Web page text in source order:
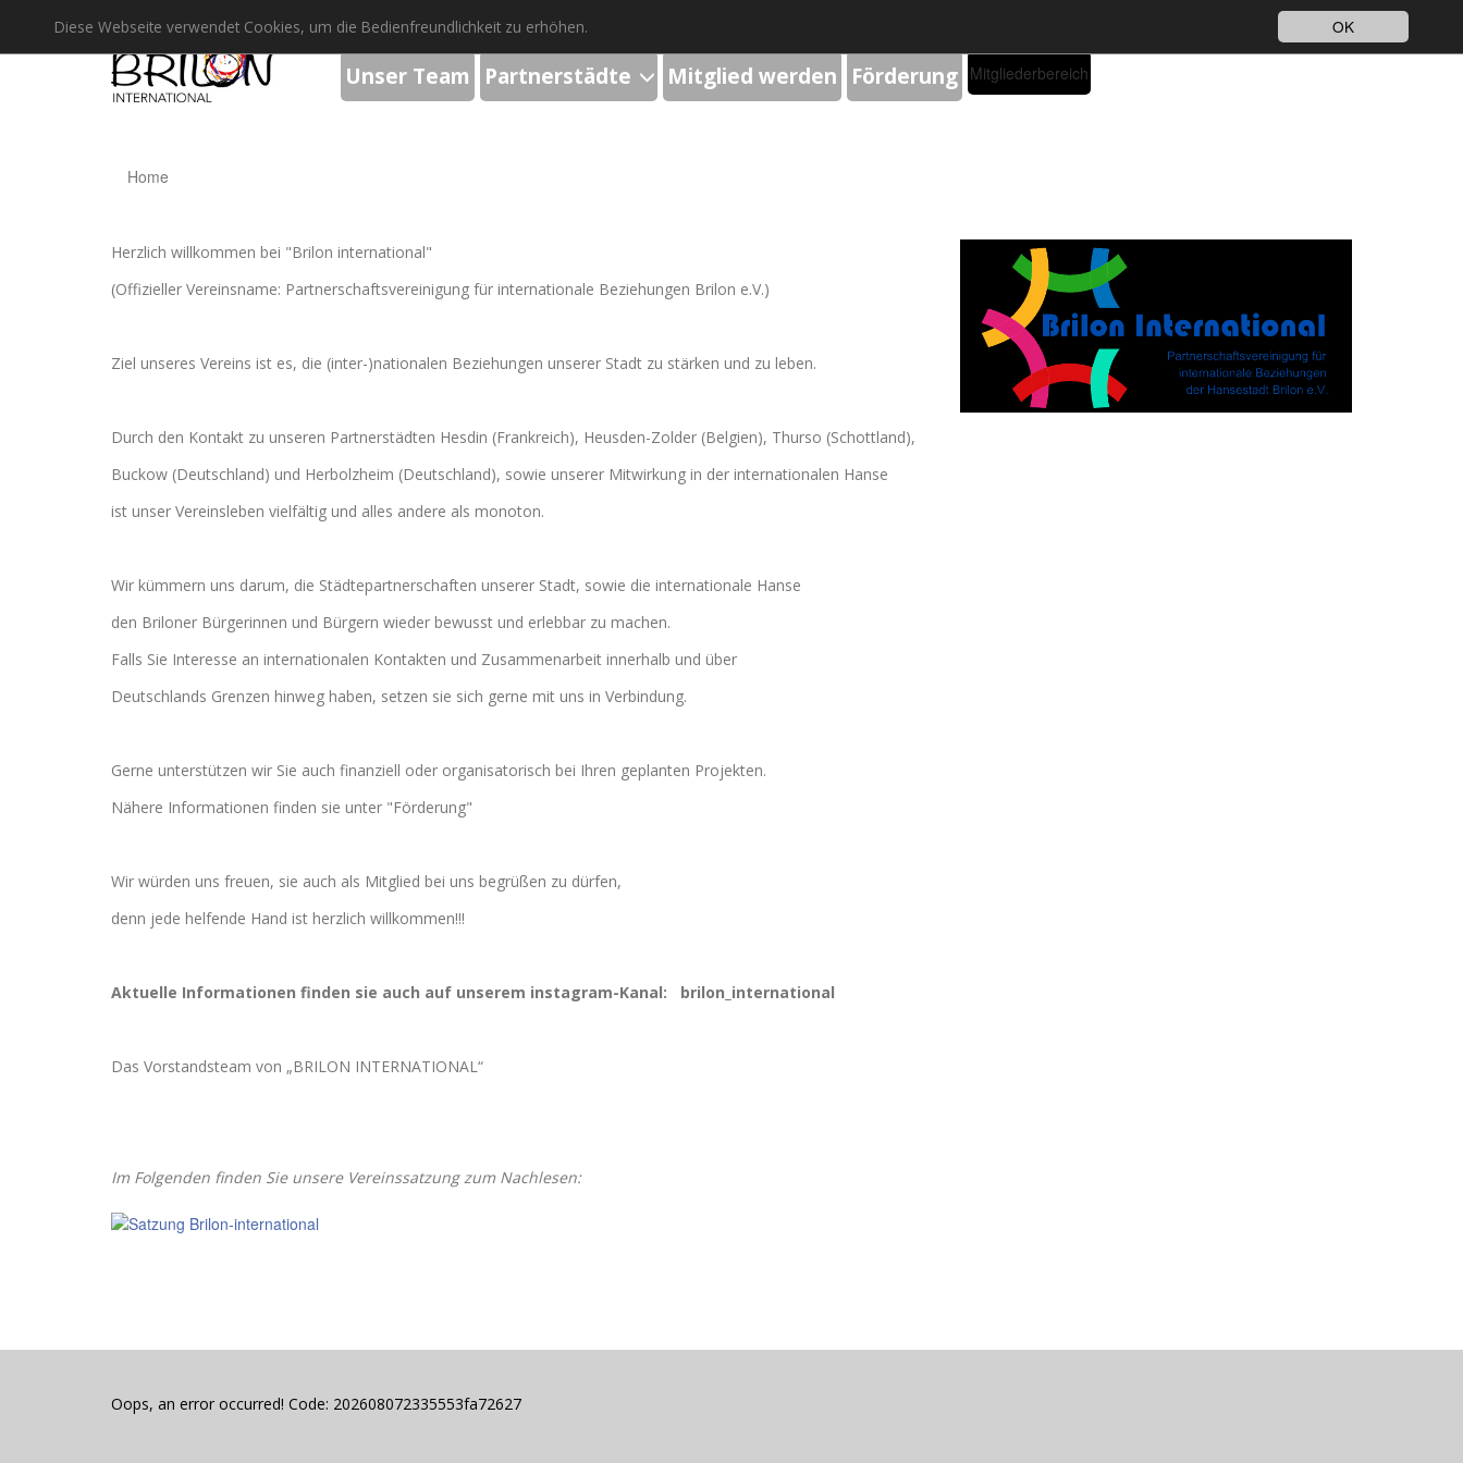
OK
Diese Webseite verwendet Cookies, um die Bedienfreundlichkeit zu erhöhen. DE
Unser Team Partnerstädte Mitglied werden Förderung Mitgliederbereich
Home
Herzlich willkommen bei "Brilon international"
(Offizieller Vereinsname: Partnerschaftsvereinigung für internationale Beziehungen Brilon e.V.)
Ziel unseres Vereins ist es, die (inter-)nationalen Beziehungen unserer Stadt zu stärken und zu leben.
Durch den Kontakt zu unseren Partnerstädten Hesdin (Frankreich), Heusden-Zolder (Belgien), Thurso (Schottland),
Buckow (Deutschland) und Herbolzheim (Deutschland), sowie unserer Mitwirkung in der internationalen Hanse
ist unser Vereinsleben vielfältig und alles andere als monoton.
Wir kümmern uns darum, die Städtepartnerschaften unserer Stadt, sowie die internationale Hanse
den Briloner Bürgerinnen und Bürgern wieder bewusst und erlebbar zu machen.
Falls Sie Interesse an internationalen Kontakten und Zusammenarbeit innerhalb und über
Deutschlands Grenzen hinweg haben, setzen sie sich gerne mit uns in Verbindung.
Gerne unterstützen wir Sie auch finanziell oder organisatorisch bei Ihren geplanten Projekten.
Nähere Informationen finden sie unter "Förderung"
Wir würden uns freuen, sie auch als Mitglied bei uns begrüßen zu dürfen,
denn jede helfende Hand ist herzlich willkommen!!!
Aktuelle Informationen finden sie auch auf unserem instagram-Kanal: brilon_international
Das Vorstandsteam von „BRILON INTERNATIONAL“
Im Folgenden finden Sie unsere Vereinssatzung zum Nachlesen:
Oops, an error occurred! Code: 202608072335553fa72627